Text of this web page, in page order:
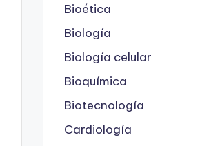
Bioética
Biología
Biología celular
Bioquímica
Biotecnología
Cardiología